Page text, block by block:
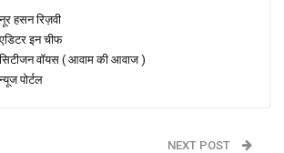
नूर हसन रिज़वी
एडिटर इन चीफ
सिटीजन वॉयस ( आवाम की आवाज )
न्यूज पोर्टल
NEXT POST